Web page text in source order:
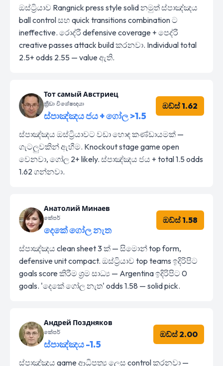
ඔස්ට්‍රියාව Rangnick press style solid නමුත් ස්පාඤ්ඤය
ball control සහ quick transitions combination ට
ineffective. රොද්රී defensive coverage + පෙද්රී
creative passes attack build කරනවා. Individual total
2.5+ odds 2.55 — value ඇති.
Тот самый Австриец
ක්‍රීඩා විශේෂඥයා
ස්පාඤ්ඤය ජය + ගෝල >1.5
ඔඩ්ස් 1.62
ස්පාඤ්ඤය ඔස්ට්‍රියාවට වඩා හොඳ කණ්ඩායමක් —
ගැටලුවකින් ඇහීම. Knockout stage game open
වෙනවා, ගෝල 2+ likely. ස්පාඤ්ඤය ජය + total 1.5 odds
1.62 ගන්නවා.
Анатолий Минаев
කේපර්
දෙකේ ගෝල නැත
ඔඩ්ස් 1.58
ස්පාඤ්ඤය clean sheet 3 ක් — සිමොන් top form,
defensive unit compact. ඔස්ට්‍රියාව top teams ඉදිරිපිට
goals score කිරීම ශ්‍රම සාධ්‍ය — Argentina ඉදිරිපිට 0
goals. 'දෙකේ ගෝල නැත' odds 1.58 — solid pick.
Андрей Поздняков
කේපර්
ස්පාඤ්ඤය -1.5
ඔඩ්ස් 2.00
ස්පාඤ්ඤය game ආධිපත්‍ය ලෙස control කරනවා —